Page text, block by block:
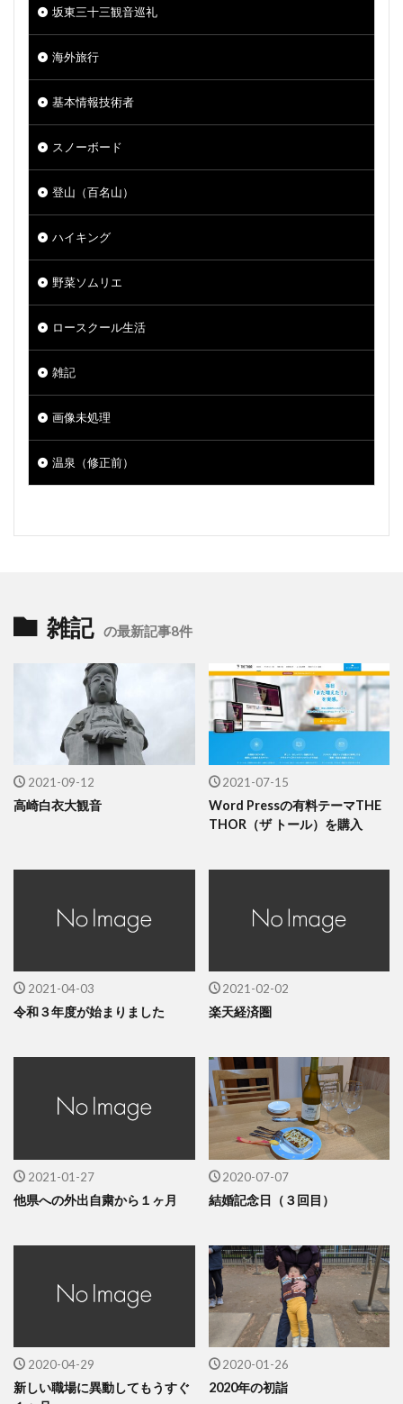
坂東三十三観音巡礼
海外旅行
基本情報技術者
スノーボード
登山（百名山）
ハイキング
野菜ソムリエ
ロースクール生活
雑記
画像未処理
温泉（修正前）
雑記 の最新記事8件
2021-09-12
高崎白衣大観音
2021-07-15
Word Pressの有料テーマTHE
THOR（ザ トール）を購入
2021-04-03
令和３年度が始まりました
2021-02-02
楽天経済圏
2021-01-27
他県への外出自粛から１ヶ月
2020-07-07
結婚記念日（３回目）
2020-04-29
新しい職場に異動してもうすぐ
2020-01-26
2020年の初詣